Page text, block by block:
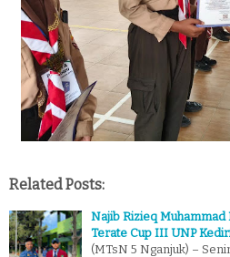
Related Posts:
Najib Rizieq Muhammad
Terate Cup III UNP
(MTsN 5 Nganjuk) –